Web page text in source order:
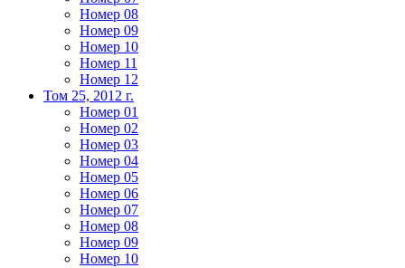
Номер 08
Номер 09
Номер 10
Номер 11
Номер 12
Том 25, 2012 г.
Номер 01
Номер 02
Номер 03
Номер 04
Номер 05
Номер 06
Номер 07
Номер 08
Номер 09
Номер 10